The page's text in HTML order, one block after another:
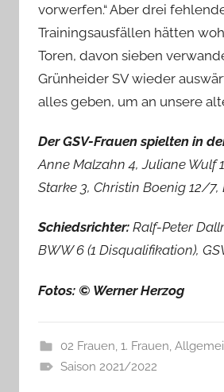
vorwerfen.“ Aber drei
Trainingsausfällen hätten
Toren, davon sieben
Grünheider SV wieder
alles geben, um an unsere
Der GSV-Frauen spielten in
Anne Malzahn 4, Juliane Wulf
Starke 3, Christin Boenig 12/7,
Schiedsrichter: Ralf-Peter
BWW 6 (1 Disqualifikation),
Fotos: © Werner Herzog
02 Frauen, 1. Frauen,
Saison 2021/2022